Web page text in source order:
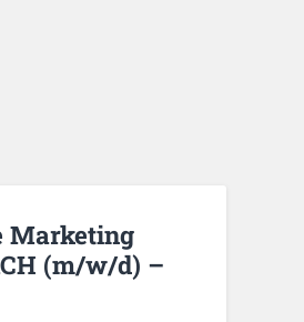
Marketing
(m/w/d) –